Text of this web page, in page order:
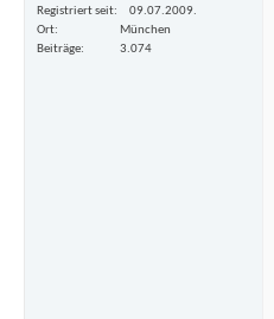
Registriert seit
09.07.2009.
Ort
München
Beiträge
3.074